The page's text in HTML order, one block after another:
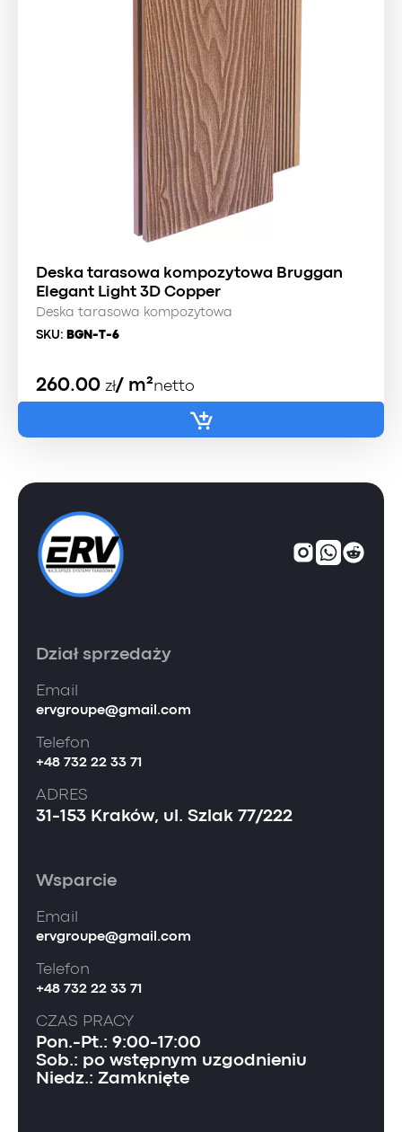
Deska tarasowa kompozytowa Bruggan
Elegant Light 3D Copper
Deska tarasowa kompozytowa
SKU: BGN-T-6
260.00 zł/ m²netto
Dział sprzedaży
Email
ervgroupe@gmail.com
Telefon
+48 732 22 33 71
ADRES
31-153 Kraków, ul. Szlak 77/222
Wsparcie
Email
ervgroupe@gmail.com
Telefon
+48 732 22 33 71
CZAS PRACY
Pon.-Pt.: 9:00-17:00
Sob.: po wstępnym uzgodnieniu
Niedz.: Zamknięte